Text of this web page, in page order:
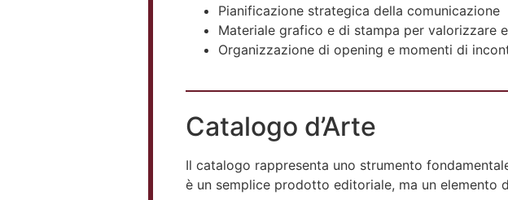
Pianificazione strategica della comunicazione
Materiale grafico e di stampa per valorizzare
Organizzazione di opening e momenti di
Catalogo d’Arte
Il catalogo rappresenta uno strumento
è un semplice prodotto editoriale, ma un elemento